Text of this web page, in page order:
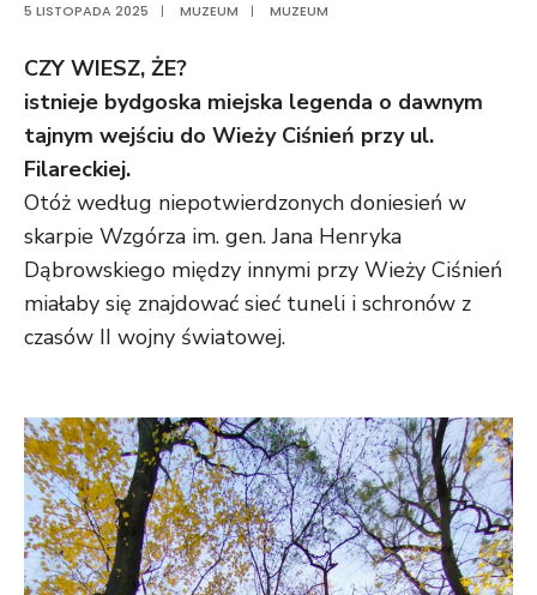
5 LISTOPADA 2025 | MUZEUM | MUZEUM
CZY WIESZ, ŻE?
istnieje bydgoska miejska legenda o dawnym
tajnym wejściu do Wieży Ciśnień przy ul.
Filareckiej.
Otóż według niepotwierdzonych doniesień w
skarpie Wzgórza im. gen. Jana Henryka
Dąbrowskiego między innymi przy Wieży Ciśnień
miałaby się znajdować sieć tuneli i schronów z
czasów II wojny światowej.